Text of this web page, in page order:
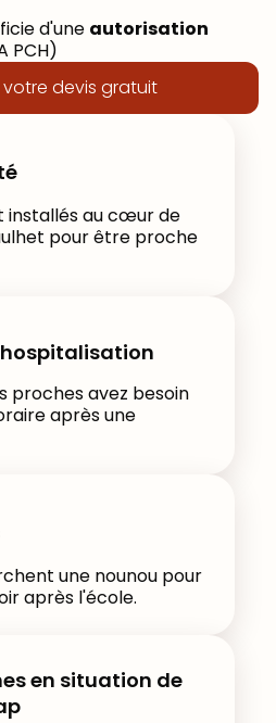
d'une autorisation
PCH)
devis gratuit
installés au cœur de
pour être proche
proches avez besoin
après une
une nounou pour
après l'école.
en situation de